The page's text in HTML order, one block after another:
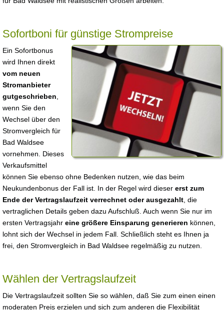
Sofortboni für günstige Strompreise
Ein Sofortbonus
wird Ihnen direkt
vom neuen
Stromanbieter
gutgeschrieben
wenn Sie den
Wechsel über den
Stromvergleich für
Bad Waldsee
vornehmen. Dieses
Verkaufsmittel
können Sie ebenso ohne Bedenken nutzen, wie das beim
Neukundenbonus der Fall ist. In der Regel wird dieser erst zum
Ende der Vertragslaufzeit verrechnet oder ausgezahlt , die
vertraglichen Details geben dazu Aufschluß. Auch wenn Sie nur im
ersten Vertragsjahr eine größere Einsparung generieren können,
lohnt sich der Wechsel in jedem Fall. Schließlich steht es Ihnen ja
frei, den Stromvergleich in Bad Waldsee regelmäßig zu nutzen.
Wählen der Vertragslaufzeit
Die Vertragslaufzeit sollten Sie so wählen, daß Sie zum einen einen
moderaten Preis erzielen und sich zum anderen die Flexibilität